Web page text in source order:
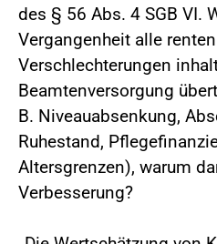
des § 56 Abs. 4 SGB VI.
Vergangenheit alle
Verschlechterungen
Beamtenversorgung
B. Niveauabsenkung,
Ruhestand,
Altersgrenzen), warum
Verbesserung?